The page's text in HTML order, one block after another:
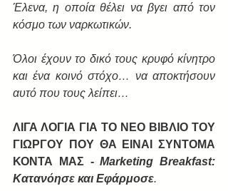
Έλενα, η οποία θέλει να βγει από τον
κόσμο των ναρκωτικών.
Όλοι έχουν το δικό τους κρυφό κίνητρο
και ένα κοινό στόχο… να αποκτήσουν
αυτό που τους λείπει…
ΛΙΓΑ ΛΟΓΙΑ ΓΙΑ ΤΟ ΝΕΟ ΒΙΒΛΙΟ ΤΟΥ
ΓΙΩΡΓΟΥ ΠΟΥ ΘΑ ΕΙΝΑΙ ΣΥΝΤΟΜΑ
ΚΟΝΤΑ ΜΑΣ - Marketing Breakfast:
Κατανόησε και Εφάρμοσε.